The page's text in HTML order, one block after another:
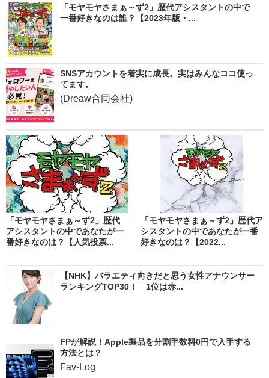
「モヤモヤさまぁ～ず2」歴代アシスタントの中で
一番好きなのは誰？【2023年版・...
SNSアカウントを着実に成長。実はみんなココ使っ
てます。
(Dreaw合同会社)
「モヤモヤさまぁ～ず2」歴代
アシスタントの中であなたが一
番好きなのは？【人気投票...
「モヤモヤさまぁ～ず2」歴代ア
シスタントの中であなたが一番
好きなのは？【2022...
【NHK】バラエティ向きだと思う女性アナウンサー
ランキングTOP30！ 1位は赤...
FPが解説！Apple製品を分割手数料0円で入手する
方法とは？
Fav-Log